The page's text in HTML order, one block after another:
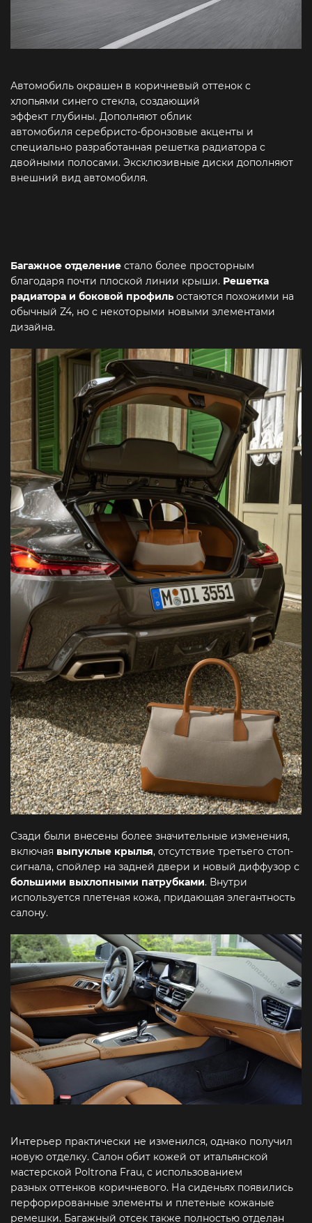
Автомобиль окрашен в коричневый оттенок с
хлопьями синего стекла, создающий
эффект глубины. Дополняют облик
автомобиля серебристо-бронзовые акценты и
специально разработанная решетка радиатора с
двойными полосами. Эксклюзивные диски дополняют
внешний вид автомобиля.
Багажное отделение стало более просторным
благодаря почти плоской линии крыши. Решетка
радиатора и боковой профиль остаются похожими на
обычный Z4, но с некоторыми новыми элементами
дизайна.
Сзади были внесены более значительные изменения,
включая выпуклые крылья, отсутствие третьего стоп-
сигнала, спойлер на задней двери и новый диффузор с
большими выхлопными патрубками. Внутри
используется плетеная кожа, придающая элегантность
салону.
Интерьер практически не изменился, однако получил
новую отделку. Салон обит кожей от итальянской
мастерской Poltrona Frau, с использованием
разных оттенков коричневого. На сиденьях появились
перфорированные элементы и плетеные кожаные
ремешки. Багажный отсек также полностью отделан